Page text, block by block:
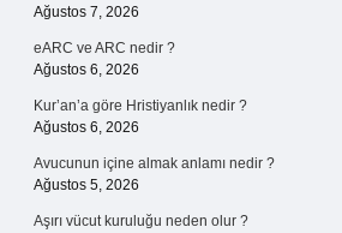
Ağustos 7, 2026
eARC ve ARC nedir ?
Ağustos 6, 2026
Kur’an’a göre Hristiyanlık nedir ?
Ağustos 6, 2026
Avucunun içine almak anlamı nedir ?
Ağustos 5, 2026
Aşırı vücut kuruluğu neden olur ?